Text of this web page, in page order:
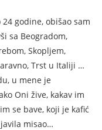
godine, obišao sam
sa Beogradom,
Skopljem,
Trst u Italiji …
u mene je
Oni žive, kakav im
se bave, koji je kafić
misao…